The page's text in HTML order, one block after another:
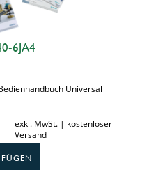
6JA4
Universal
exkl. MwSt. | kostenloser
Versand